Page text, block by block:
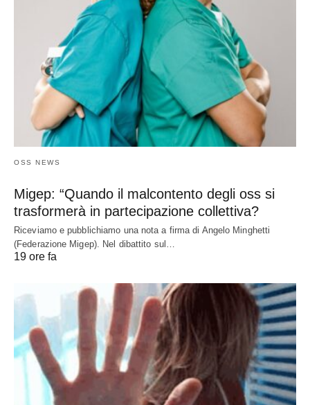
OSS NEWS
Migep: “Quando il malcontento degli oss si
trasformerà in partecipazione collettiva?
Riceviamo e pubblichiamo una nota a firma di Angelo Minghetti
(Federazione Migep). Nel dibattito sul…
19 ore fa